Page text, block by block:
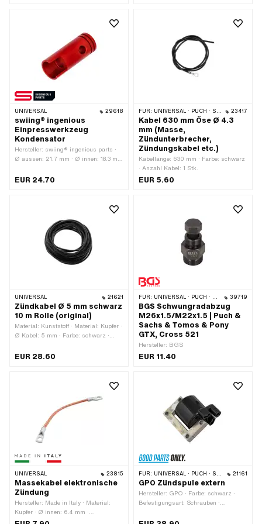
UNIVERSAL 29618
swiing® ingenious
Einpresswerkzeug
Kondensator
Hersteller: swiing® ingenious parts ·
Ø aussen: 21.7 mm · Ø innen: 18.3 mm
Anwendungsbereich: Spezialwerkzeug
EUR 24.70
FÜR: UNIVERSAL · PUCH · SACHS · PIAGGIO · ZÜNDAPP BELMONDO · SOLEX · KREIDLER 23417
Kabel 630 mm Öse Ø 4.3
mm (Masse,
Zündunterbrecher,
Zündungskabel etc.)
Kabellänge: 630 mm · Farbe: schwarz
· Anzahl Kabel: 1 Stk.
EUR 5.60
UNIVERSAL 21621
Zündkabel Ø 5 mm schwarz
10 m Rolle (original)
Material: Kunststoff · Material: Kupfer ·
Ø Kabel: 5 mm · Farbe: schwarz ·
Zündkabel · Gesamtlänge: 10000 mm
EUR 28.60
FÜR: UNIVERSAL · PUCH · SACHS 39719
BGS Schwungradabzug
M26x1.5/M22x1.5 | Puch &
Sachs & Tomos & Pony
GTX, Cross 521
Hersteller: BGS
EUR 11.40
UNIVERSAL 23815
Massekabel elektronische
Zündung
Hersteller: Made in Italy · Material:
Kupfer · Ø innen: 6.4 mm ·
Kabellänge: 150 mm · Anzahl
FÜR: UNIVERSAL · PUCH · SACHS 21161
GPO Zündspule extern
Hersteller: GPO · Farbe: schwarz ·
Befestigungsart: Schrauben ·
der Zündung) · Anzahl